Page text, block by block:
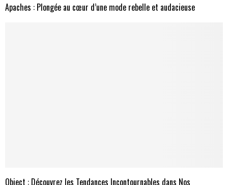
Apaches : Plongée au cœur d’une mode rebelle et audacieuse
Object : Découvrez les Tendances Incontournables dans Nos